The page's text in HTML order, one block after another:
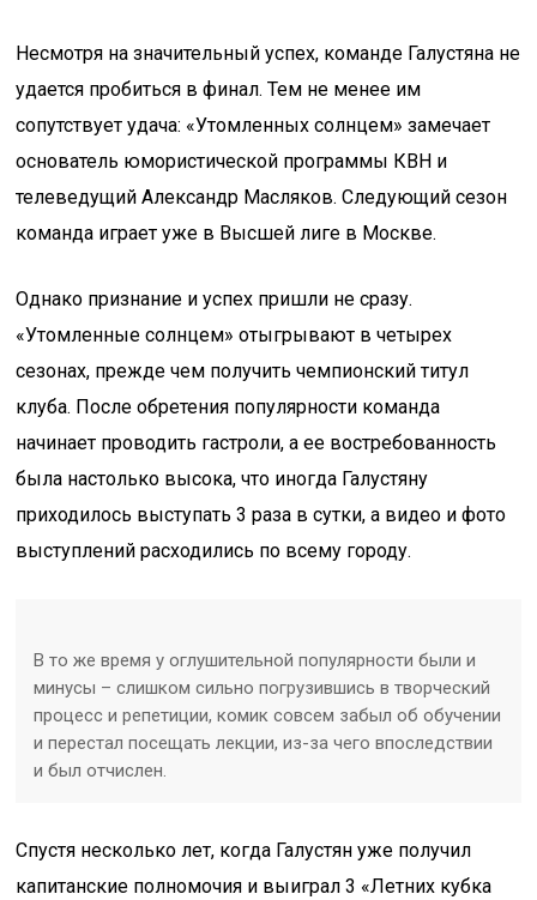
Несмотря на значительный успех, команде Галустяна не
удается пробиться в финал. Тем не менее им
сопутствует удача: «Утомленных солнцем» замечает
основатель юмористической программы КВН и
телеведущий Александр Масляков. Следующий сезон
команда играет уже в Высшей лиге в Москве.
Однако признание и успех пришли не сразу.
«Утомленные солнцем» отыгрывают в четырех
сезонах, прежде чем получить чемпионский титул
клуба. После обретения популярности команда
начинает проводить гастроли, а ее востребованность
была настолько высока, что иногда Галустяну
приходилось выступать 3 раза в сутки, а видео и фото
выступлений расходились по всему городу.
В то же время у оглушительной популярности были и
минусы – слишком сильно погрузившись в творческий
процесс и репетиции, комик совсем забыл об обучении
и перестал посещать лекции, из-за чего впоследствии
и был отчислен.
Спустя несколько лет, когда Галустян уже получил
капитанские полномочия и выиграл 3 «Летних кубка